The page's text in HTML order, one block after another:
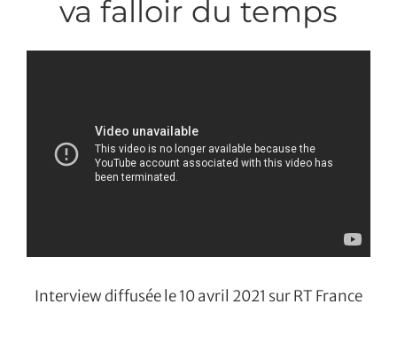
va falloir du temps
Interview diffusée le 10 avril 2021 sur RT France